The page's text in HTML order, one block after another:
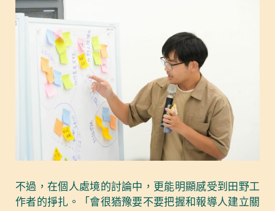
不過，在個人處境的討論中，更能明顯感受到田野工
作者的掙扎。「會很猶豫要不要把握和報導人建立關